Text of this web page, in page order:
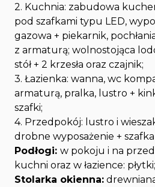
2. Kuchnia: zabudowa
pod szafkami typu LED,
gazowa + piekarnik,
z armaturą; wolnostojąca
stół + 2 krzesła oraz czajnik;
3. Łazienka: wanna, wc
armaturą, pralka, lustro +
szafki;
4. Przedpokój: lustro i
drobne wyposażenie +
Podłogi: w pokoju i na
kuchni oraz w łazience: płytki;
Stolarka okienna: